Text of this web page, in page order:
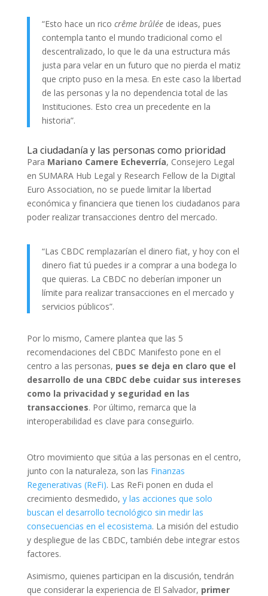
“Esto hace un rico crême brûléede ideas, pues
contempla tanto el mundo tradicional como el
descentralizado, lo que le da una estructura más
justa para velar en un futuro que no pierda el matiz
que cripto puso en la mesa. En este caso la libertad
de las personas y la no dependencia total de las
Instituciones. Esto crea un precedente en la
historia”.
La ciudadanía y las personas como prioridad
Para Mariano Camere Echeverría, Consejero Legal
en SUMARA Hub Legal y Research Fellow de la Digital
Euro Association, no se puede limitar la libertad
económica y financiera que tienen los ciudadanos para
poder realizar transacciones dentro del mercado.
“Las CBDC remplazarían el dinero fiat, y hoy con el
dinero fiat tú puedes ir a comprar a una bodega lo
que quieras. La CBDC no deberían imponer un
límite para realizar transacciones en el mercado y
servicios públicos”.
Por lo mismo, Camere plantea que las 5
recomendaciones del CBDC Manifesto pone en el
centro a las personas, pues se deja en claro que el
desarrollo de una CBDC debe cuidar sus intereses
como la privacidad y seguridad en las
transacciones. Por último, remarca que la
interoperabilidad es clave para conseguirlo.
Otro movimiento que sitúa a las personas en el centro,
junto con la naturaleza, son las Finanzas
Regenerativas (ReFi). Las ReFi ponen en duda el
crecimiento desmedido, y las acciones que solo
buscan el desarrollo tecnológico sin medir las
consecuencias en el ecosistema. La misión del estudio
y despliegue de las CBDC, también debe integrar estos
factores.
Asimismo, quienes participan en la discusión, tendrán
que considerar la experiencia de El Salvador, primer